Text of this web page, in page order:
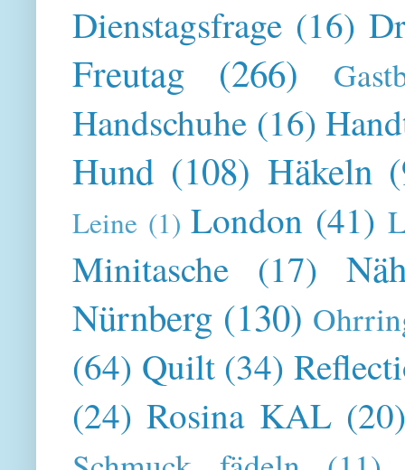
Dienstagsfrage (16)
Freutag (266)
Handschuhe (16)
Hund (108) Häkeln
Leine (1) London (41)
Minitasche (17)
Nürnberg (130)
(64) Quilt (34)
(24) Rosina KAL